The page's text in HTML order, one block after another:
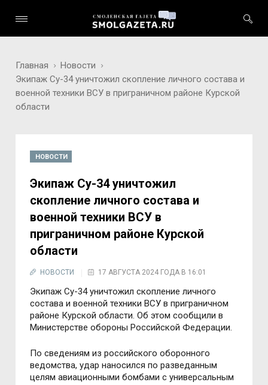
Главная
Новости
Экипаж Су-34 уничтожил скопление личного состава и
военной техники ВСУ в приграничном районе Курской
области
НОВОСТИ
Экипаж Су-34 уничтожил
скопление личного состава и
военной техники ВСУ в
приграничном районе Курской
области
НОВОСТИ 17 АВГУСТА 2024 ГОДА В 16:01
Экипаж Су-34 уничтожил скопление личного
состава и военной техники ВСУ в приграничном
районе Курской области. Об этом сообщили в
Министерстве обороны Российской Федерации.
По сведениям из российского оборонного
ведомства, удар наносился по разведанным
целям авиационными бомбами с универсальным